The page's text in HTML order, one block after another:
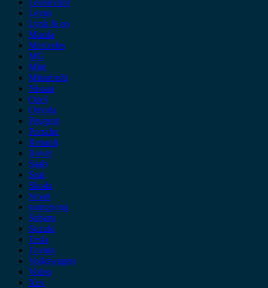
Lexus
Lynk & co
Mazda
Mercedes
MG
Mini
Mitsubishi
Nissan
Opel
Omoda
Peugeot
Porsche
Renault
Rover
Saab
Seat
Skoda
Smart
ssangyong
Subaru
Suzuki
Tesla
Toyota
Volkswagen
Volvo
Xev